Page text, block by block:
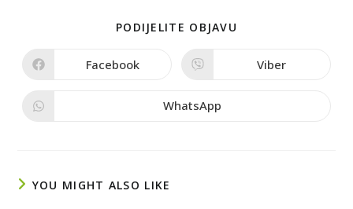
PODIJELITE OBJAVU
Facebook Viber
WhatsApp
YOU MIGHT ALSO LIKE